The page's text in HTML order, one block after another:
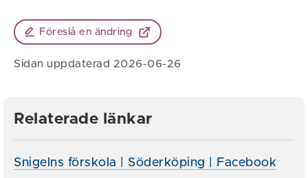
Föreslå en ändring
Sidan uppdaterad 2026-06-26
Relaterade länkar
Snigelns förskola | Söderköping | Facebook